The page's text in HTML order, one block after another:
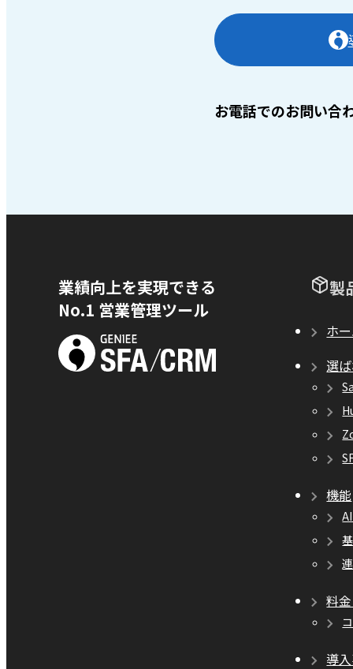
お電話でのお問い合
業績向上を実現できる
No.1 営業管理ツール
製
ホ
選
機能
料
導